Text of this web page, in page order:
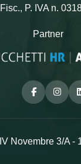
P. IVA n.
Partner
Facebook
Novembre 3/A -